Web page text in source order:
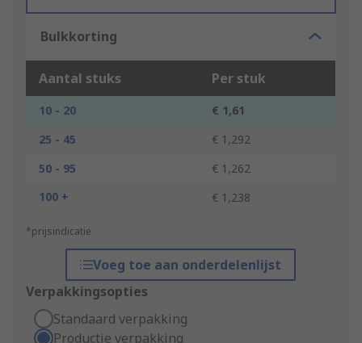
Bulkkorting
Aantal stuks Per stuk
10 - 20
€ 1,61
25 - 45
€ 1,292
50 - 95
€ 1,262
100 +
€ 1,238
*prijsindicatie
Voeg toe aan onderdelenlijst
Verpakkingsopties
Standaard verpakking
Productie verpakking